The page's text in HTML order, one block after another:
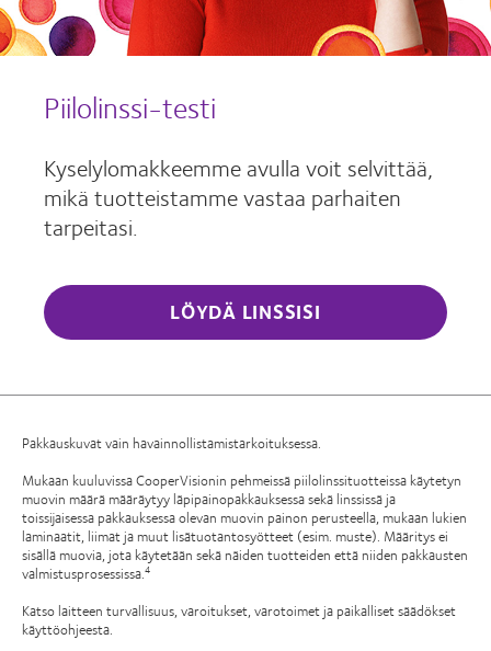
Piilolinssi-testi
Kyselylomakkeemme avulla voit selvittää,
mikä tuotteistamme vastaa parhaiten
tarpeitasi.
LÖYDÄ LINSSISI
Pakkauskuvat vain havainnollistamistarkoituksessa.
Mukaan kuuluvissa CooperVisionin pehmeissä piilolinssituotteissa käytetyn
muovin määrä määräytyy läpipainopakkauksessa sekä linssissä ja
toissijaisessa pakkauksessa olevan muovin painon perusteella, mukaan lukien
laminaatit, liimat ja muut lisätuotantosyötteet (esim. muste). Määritys ei
sisällä muovia, jota käytetään sekä näiden tuotteiden että niiden pakkausten
valmistusprosessissa.4
Katso laitteen turvallisuus, varoitukset, varotoimet ja paikalliset säädökset
käyttöohjeesta.